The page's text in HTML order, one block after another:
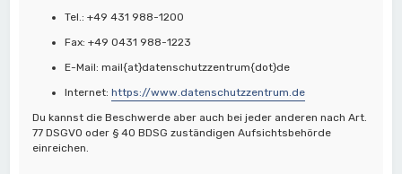
Tel.: +49 431 988-1200
Fax: +49 0431 988-1223
E-Mail: mail{at}datenschutzzentrum{dot}de
Internet:https://www.datenschutzzentrum.de
Du kannst die Beschwerde aber auch bei jeder anderen nach Art.
77 DSGVO oder § 40 BDSG zuständigen Aufsichtsbehörde
einreichen.